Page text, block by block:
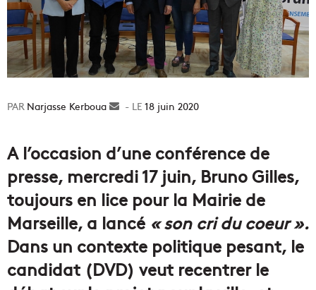
Narjasse Kerboua
Envoyer18 juin 2020
A l’occasion d’une conférence de
presse, mercredi 17 juin, Bruno Gilles,
toujours en lice pour la Mairie de
Marseille, a lancé « son cri du coeur ».
Dans un contexte politique pesant, le
candidat (DVD) veut recentrer le